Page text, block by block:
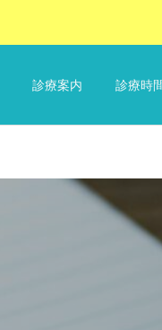
診療案内 診療時